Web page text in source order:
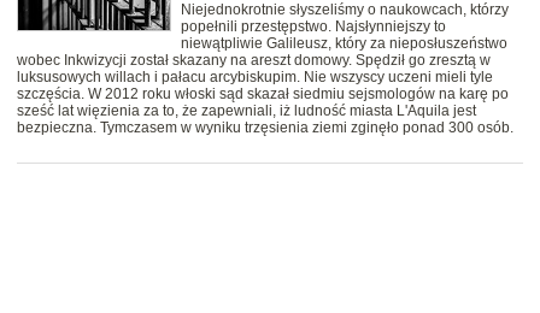
Niejednokrotnie słyszeliśmy o naukowcach, którzy
popełnili przestępstwo. Najsłynniejszy to
niewątpliwie Galileusz, który za nieposłuszeństwo
wobec Inkwizycji został skazany na areszt domowy. Spędził go zresztą w
luksusowych willach i pałacu arcybiskupim. Nie wszyscy uczeni mieli tyle
szczęścia. W 2012 roku włoski sąd skazał siedmiu sejsmologów na karę po
sześć lat więzienia za to, że zapewniali, iż ludność miasta L'Aquila jest
bezpieczna. Tymczasem w wyniku trzęsienia ziemi zginęło ponad 300 osób.